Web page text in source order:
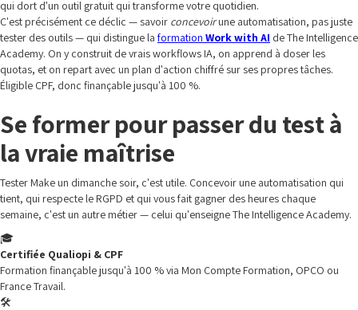
qui dort d'un outil gratuit qui transforme votre quotidien.
C'est précisément ce déclic — savoir concevoirune automatisation, pas juste
tester des outils — qui distingue la formation Work with AI de The Intelligence
Academy. On y construit de vrais workflows IA, on apprend à doser les
quotas, et on repart avec un plan d'action chiffré sur ses propres tâches.
Éligible CPF, donc finançable jusqu'à 100 %.
Se former pour passer du test à
la vraie maîtrise
Tester Make un dimanche soir, c'est utile. Concevoir une automatisation qui
tient, qui respecte le RGPD et qui vous fait gagner des heures chaque
semaine, c'est un autre métier — celui qu'enseigne The Intelligence Academy.
🎓
Certifiée Qualiopi & CPF
Formation finançable jusqu'à 100 % via Mon Compte Formation, OPCO ou
France Travail.
🛠️